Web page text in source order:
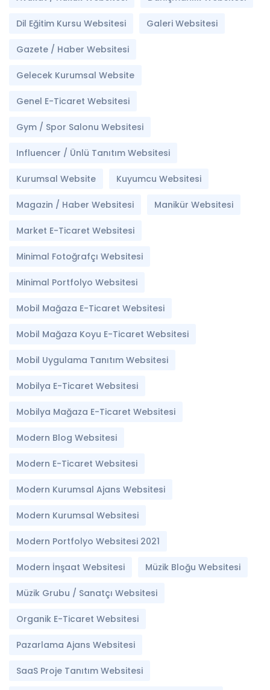
Dil Eğitim Kursu Websitesi Galeri Websitesi
Gazete / Haber Websitesi
Gelecek Kurumsal Website
Genel E-Ticaret Websitesi
Gym / Spor Salonu Websitesi
Influencer / Ünlü Tanıtım Websitesi
Kurumsal Website Kuyumcu Websitesi
Magazin / Haber Websitesi Manikür Websitesi
Market E-Ticaret Websitesi
Minimal Fotoğrafçı Websitesi
Minimal Portfolyo Websitesi
Mobil Mağaza E-Ticaret Websitesi
Mobil Mağaza Koyu E-Ticaret Websitesi
Mobil Uygulama Tanıtım Websitesi
Mobilya E-Ticaret Websitesi
Mobilya Mağaza E-Ticaret Websitesi
Modern Blog Websitesi
Modern E-Ticaret Websitesi
Modern Kurumsal Ajans Websitesi
Modern Kurumsal Websitesi
Modern Portfolyo Websitesi 2021
Modern İnşaat Websitesi Müzik Bloğu Websitesi
Müzik Grubu / Sanatçı Websitesi
Organik E-Ticaret Websitesi
Pazarlama Ajans Websitesi
SaaS Proje Tanıtım Websitesi